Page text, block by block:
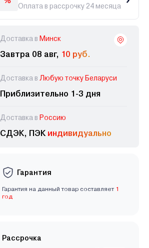
Оплата в рассрочку 24 месяца
Доставка в Минск
Завтра 08 авг, 10 руб.
Доставка в Любую точку Беларуси
Приблизительно 1-3 дня
Доставка в Россию
СДЭК, ПЭК индивидуально
Гарантия
Гарантия на данный товар составляет 1
год
Рассрочка